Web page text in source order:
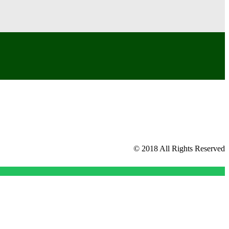
© 2018 All Rights Reserved